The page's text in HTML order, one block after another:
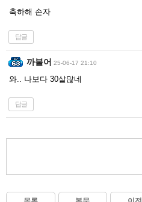
축하해 손자
답글
까불어 25-06-17 21:10
와.. 나보다 30살많네
답글